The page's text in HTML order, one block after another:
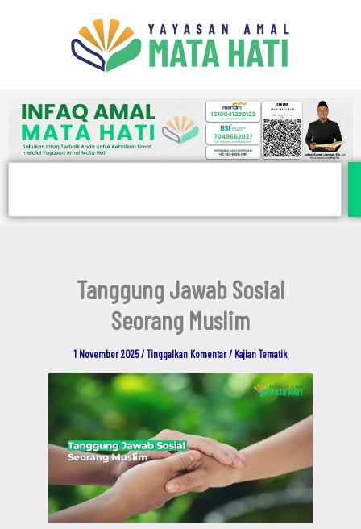
Tanggung Jawab Sosial
Seorang Muslim
1 November 2025/Tinggalkan Komentar/ Kajian Tematik